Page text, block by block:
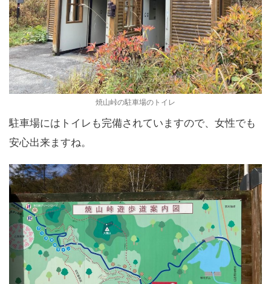
焼山峠の駐車場のトイレ
駐車場にはトイレも完備されていますので、女性でも
安心出来ますね。